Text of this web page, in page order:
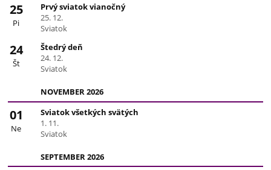
25
Pi
Prvý sviatok vianočný
25. 12.
Sviatok
24
Št
Štedrý deň
24. 12.
Sviatok
NOVEMBER 2026
01
Ne
Sviatok všetkých svätých
1. 11.
Sviatok
SEPTEMBER 2026